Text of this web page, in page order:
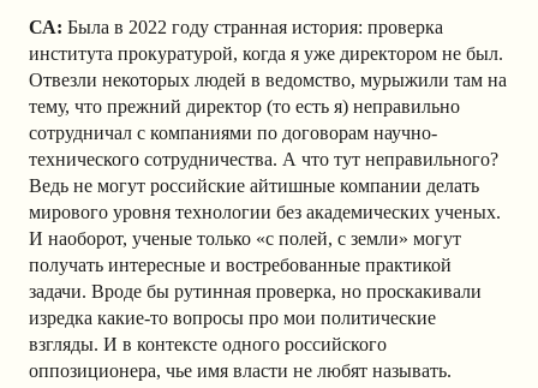
СА: Была в 2022 году странная история: проверка
института прокуратурой, когда я уже директором не был.
Отвезли некоторых людей в ведомство, мурыжили там на
тему, что прежний директор (то есть я) неправильно
сотрудничал с компаниями по договорам научно-
технического сотрудничества. А что тут неправильного?
Ведь не могут российские айтишные компании делать
мирового уровня технологии без академических ученых.
И наоборот, ученые только «с полей, с земли» могут
получать интересные и востребованные практикой
задачи. Вроде бы рутинная проверка, но проскакивали
изредка какие-то вопросы про мои политические
взгляды. И в контексте одного российского
оппозиционера, чье имя власти не любят называть.